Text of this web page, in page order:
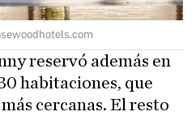
reservó además en
habitaciones, que
cercanas. El resto